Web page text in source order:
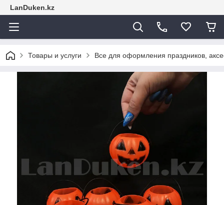
LanDuken.kz
Товары и услуги Все для оформления праздников,